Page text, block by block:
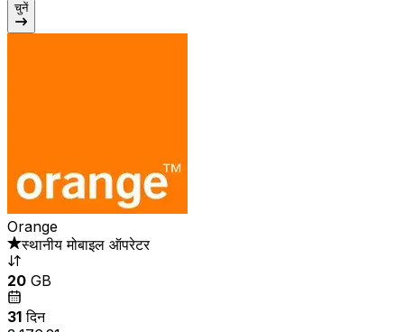
चुनें
Orange
स्थानीय मोबाइल ऑपरेटर
20 GB
31 दिन